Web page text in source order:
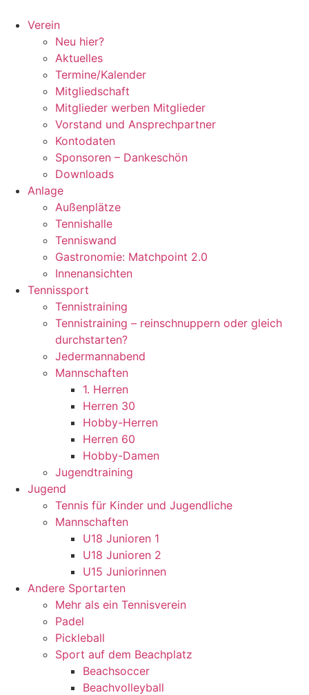
Inhalt
springen
Verein
Neu hier?
Aktuelles
Termine/Kalender
Mitgliedschaft
Mitglieder werben Mitglieder
Vorstand und Ansprechpartner
Kontodaten
Sponsoren – Dankeschön
Downloads
Anlage
Außenplätze
Tennishalle
Tenniswand
Gastronomie: Matchpoint 2.0
Innenansichten
Tennissport
Tennistraining
Tennistraining – reinschnuppern oder gleich
durchstarten?
Jedermannabend
Mannschaften
1. Herren
Herren 30
Hobby-Herren
Herren 60
Hobby-Damen
Jugendtraining
Jugend
Tennis für Kinder und Jugendliche
Mannschaften
U18 Junioren 1
U18 Junioren 2
U15 Juniorinnen
Andere Sportarten
Mehr als ein Tennisverein
Padel
Pickleball
Sport auf dem Beachplatz
Beachsoccer
Beachvolleyball